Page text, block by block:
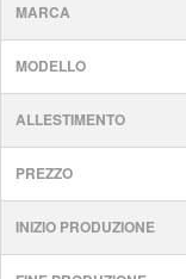
MARCA
MODELLO
ALLESTIMENTO
PREZZO
INIZIO PRODUZIONE